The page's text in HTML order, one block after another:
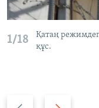
1/18
Қатаң
құс.